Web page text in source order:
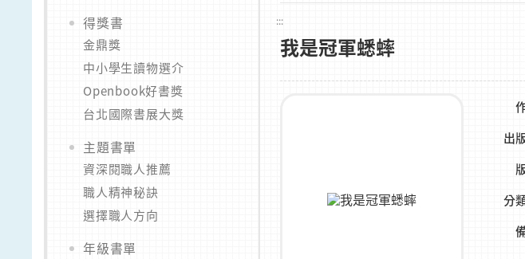
得獎書
金鼎獎
中小學生讀物選介
Openbook好書獎
台北國際書展大獎
主題書單
資深閱職人推薦
職人精神秘訣
選擇職人方向
年級書單
:::
我是冠軍蟋蟀
出
分